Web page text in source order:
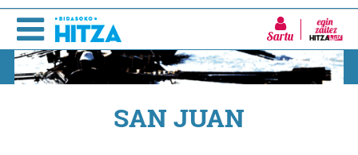
Sartu
SAN JUAN